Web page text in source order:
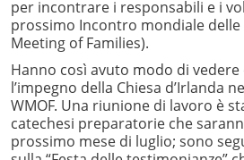
per incontrare i responsabili e i
prossimo Incontro mondiale delle
Meeting of Families).
Hanno così avuto modo di vedere
l’impegno della Chiesa d’Irlanda
WMOF. Una riunione di lavoro è
catechesi preparatorie che
prossimo mese di luglio; sono